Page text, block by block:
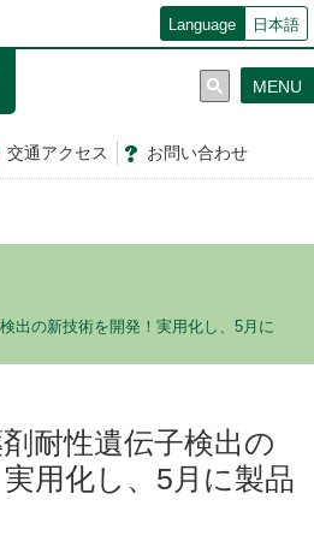
Language 日本語
交通アクセス お問い合わせ
MENU
出の新技術を開発！実用化し、5月に
剤耐性遺伝子検出の
用化し、5月に製品